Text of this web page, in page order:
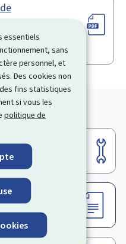
essentiels
sans
personnel, et
Des cookies non
fins statistiques
si vous les
politique de